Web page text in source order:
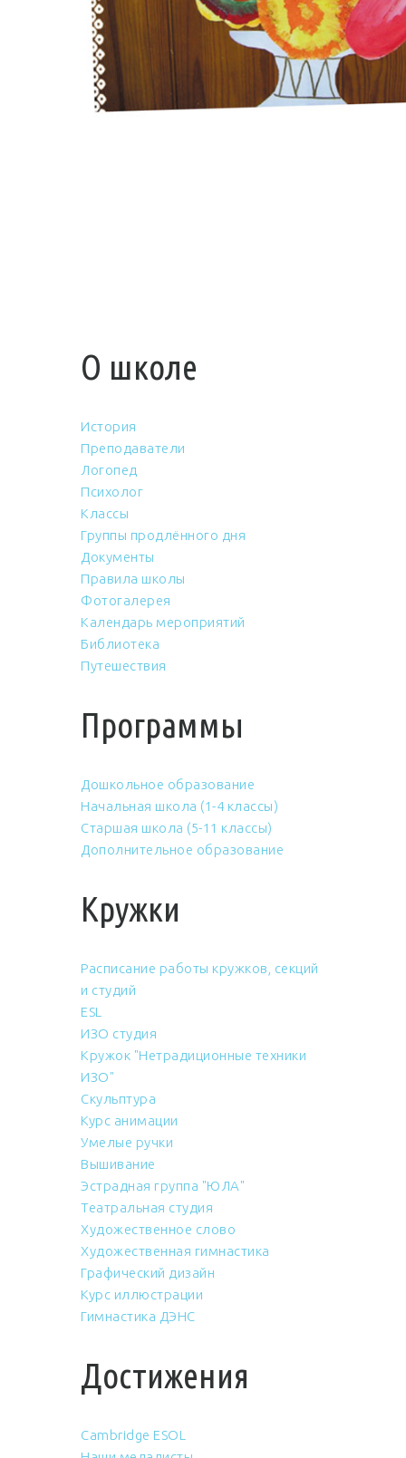
О школе
История
Преподаватели
Логопед
Психолог
Классы
Группы продлённого дня
Документы
Правила школы
Фотогалерея
Календарь мероприятий
Библиотека
Путешествия
Программы
Дошкольное образование
Начальная школа (1-4 классы)
Старшая школа (5-11 классы)
Дополнительное образование
Кружки
Расписание работы кружков, секций
и студий
ESL
ИЗО студия
Кружок "Нетрадиционные техники
ИЗО"
Скульптура
Курс анимации
Умелые ручки
Вышивание
Эстрадная группа "ЮЛА"
Театральная студия
Художественное слово
Художественная гимнастика
Графический дизайн
Курс иллюстрации
Гимнастика ДЭНС
Достижения
Cambridge ESOL